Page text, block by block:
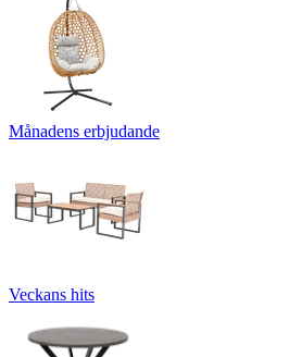
Månadens erbjudande
Veckans hits